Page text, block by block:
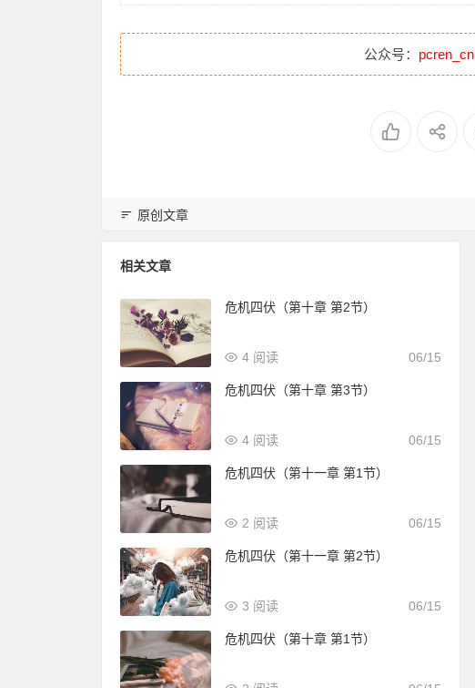
公众号： pcren_cn
原创文章
相关文章
危机四伏（第十章 第2节）
06/15
4 阅读
危机四伏（第十章 第3节）
06/15
4 阅读
危机四伏（第十一章 第1节）
06/15
2 阅读
危机四伏（第十一章 第2节）
06/15
3 阅读
危机四伏（第十章 第1节）